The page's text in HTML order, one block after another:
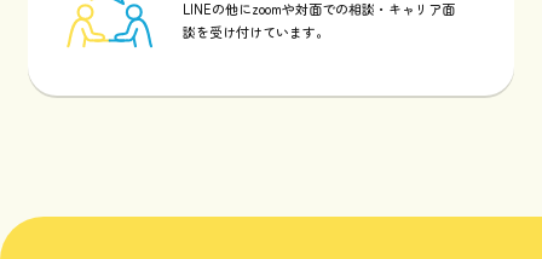
LINEの他にzoomや対面での相談・キャリア面
談を受け付けています。